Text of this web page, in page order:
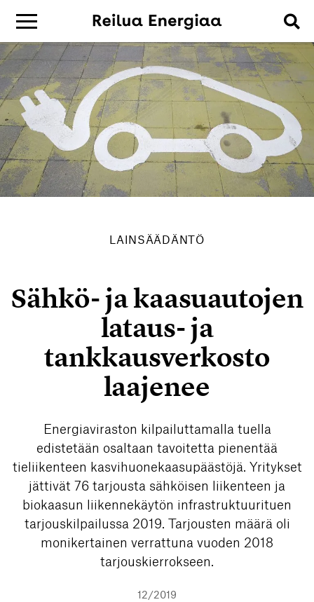
LAINSÄÄDÄNTÖ
Sähkö- ja kaasuautojen
lataus- ja
tankkausverkosto
laajenee
Energiaviraston kilpailuttamalla tuella
edistetään osaltaan tavoitetta pienentää
tieliikenteen kasvihuonekaasupäästöjä. Yritykset
jättivät 76 tarjousta sähköisen liikenteen ja
biokaasun liikennekäytön infrastruktuurituen
tarjouskilpailussa 2019. Tarjousten määrä oli
monikertainen verrattuna vuoden 2018
tarjouskierrokseen.
12/2019